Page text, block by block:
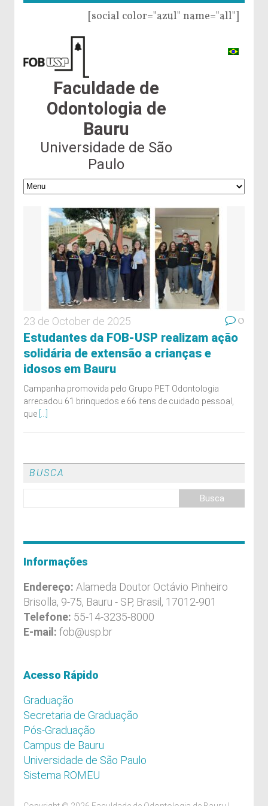
[social color="azul" name="all"]
Faculdade de
Odontologia de
Bauru
Universidade de São
Paulo
23 de October de 2025 0
Estudantes da FOB-USP realizam ação
solidária de extensão a crianças e
idosos em Bauru
Campanha promovida pelo Grupo PET Odontologia
arrecadou 61 brinquedos e 66 itens de cuidado pessoal,
que
BUSCA
Informações
Endereço: Alameda Doutor Octávio Pinheiro
Brisolla, 9-75, Bauru - SP, Brasil, 17012-901
Telefone: 55-14-3235-8000
E-mail: fob@usp.br
Acesso Rápido
Graduação
Secretaria de Graduação
Pós-Graduação
Campus de Bauru
Universidade de São Paulo
Sistema ROMEU